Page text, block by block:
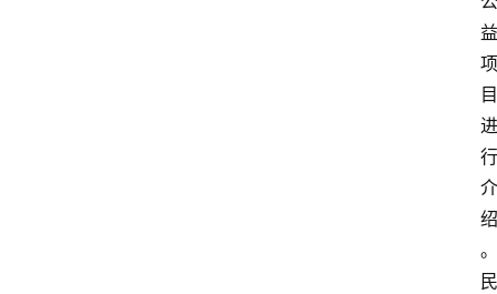
益
项
目
进
行
介
绍
。
民